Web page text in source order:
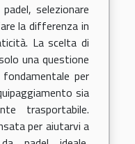
selezionare
la differenza in
La scelta di
una questione
per
sia
trasportabile.
per aiutarvi a